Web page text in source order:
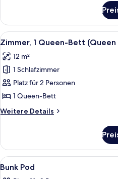
(Full
Pod
ADA)
Alle
Fotos
für
Zimmer,
1
Queen-
Bett
(Queen
anzeigen
10
Zimmer, 1 Queen-Bett (Queen
12 m²
1 Schlafzimmer
Platz für 2 Personen
1 Queen-Bett
Weitere Details
Weitere
1
Queen-
Bett
Alle
Fotos
5
Bunk Pod